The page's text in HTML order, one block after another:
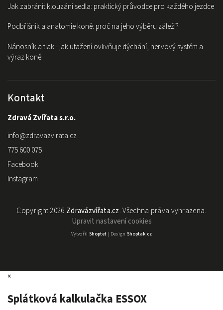
Jak zabránit klouzání sedla: praktický průvodce pro každého jezdce
Podbřišník a anatomie koně: proč na jeho výběru záleží?
Nánosník a tlak - jak utažení ovlivňuje dýchání, nervový systém a
výraz koně
Kontakt
Zdravá Zvířata s.r.o.
info@zdravazvirata.cz
775 600 075
Facebook
Instagram
Copyright 2026 Zdravázvířata.cz. Všechna práva vyhrazena.
Upravit nastavení cookies
Vytvořil Shoptet| Design Shoptak.cz
×
Splátková kalkulačka ESSOX